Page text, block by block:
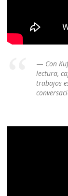
Con
lectura,
trabajos